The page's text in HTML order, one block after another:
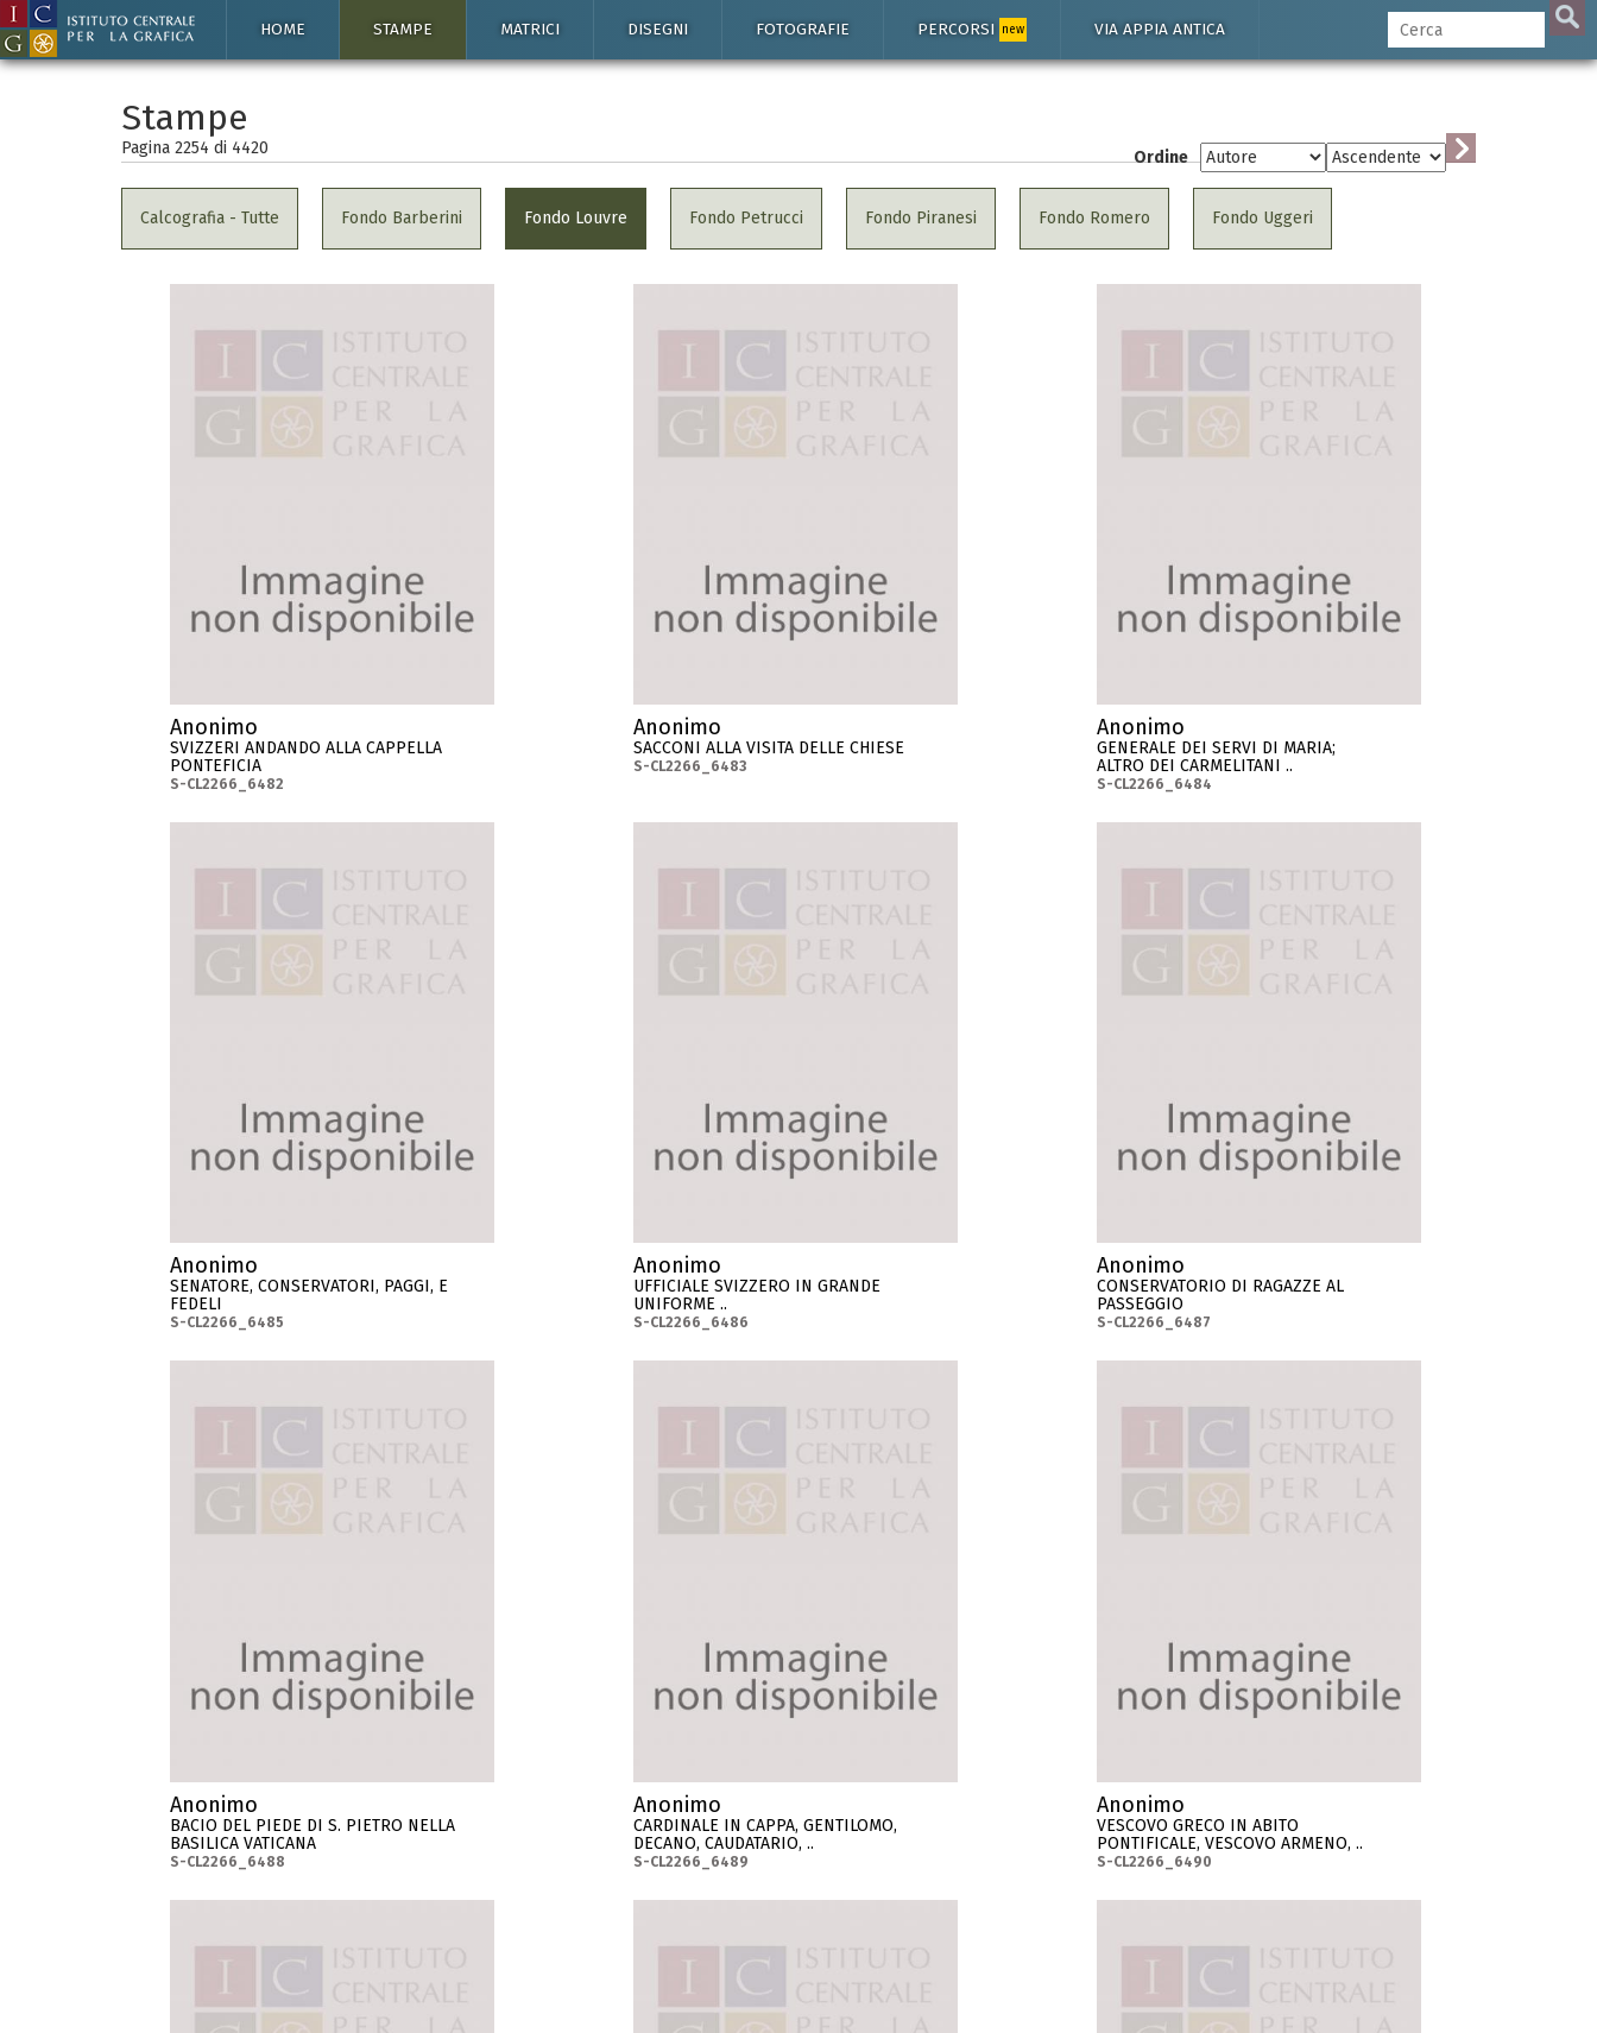
HOME STAMPE MATRICI DISEGNI FOTOGRAFIE PERCORSI new VIA APPIA ANTICA
Stampe
Pagina 2254 di 4420 Ordine
Calcografia - Tutte Fondo Barberini Fondo Louvre Fondo Petrucci Fondo Piranesi Fondo Romero Fondo Uggeri
Anonimo
SVIZZERI ANDANDO ALLA CAPPELLA
PONTEFICIA
S-CL2266_6482
Anonimo
SACCONI ALLA VISITA DELLE CHIESE
S-CL2266_6483
Anonimo
GENERALE DEI SERVI DI MARIA;
ALTRO DEI CARMELITANI ..
S-CL2266_6484
Anonimo
SENATORE, CONSERVATORI, PAGGI, E
FEDELI
S-CL2266_6485
Anonimo
UFFICIALE SVIZZERO IN GRANDE
UNIFORME ..
S-CL2266_6486
Anonimo
CONSERVATORIO DI RAGAZZE AL
PASSEGGIO
S-CL2266_6487
Anonimo
BACIO DEL PIEDE DI S. PIETRO NELLA
BASILICA VATICANA
S-CL2266_6488
Anonimo
CARDINALE IN CAPPA, GENTILOMO,
DECANO, CAUDATARIO, ..
S-CL2266_6489
Anonimo
VESCOVO GRECO IN ABITO
PONTIFICALE, VESCOVO ARMENO, ..
S-CL2266_6490